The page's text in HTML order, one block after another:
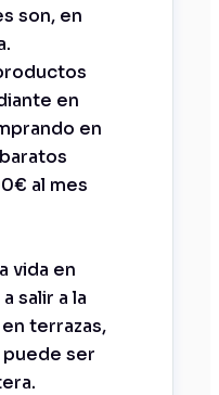
son, en
en
en
al mes
vida en
salir a la
terrazas,
ser